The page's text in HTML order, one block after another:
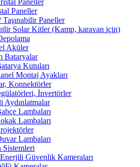
Paneller
Paneller
Taşınabilir Paneller
Solar Kitler (Kamp, karavan için)
Aküler
Bataryalar
Kutuları
Montaj Ayakları
Konnektörler
İnvertörler
Aydınlatmalar
Lambaları
Lambaları
Lambaları
Sistemleri
Güvenlik Kameraları